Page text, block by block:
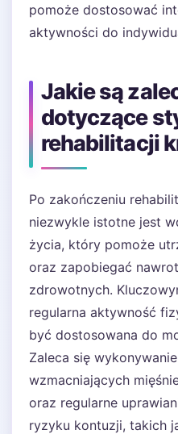
pomoże dostosować
aktywności do
Jakie są
dotyczące
rehabilitacji
Po zakończeniu
niezwykle istotne jest
życia, który pomoże
oraz zapobiegać
zdrowotnych.
regularna aktywność
być dostosowana do
Zaleca się
wzmacniających
oraz regularne
ryzyku kontuzji, takich